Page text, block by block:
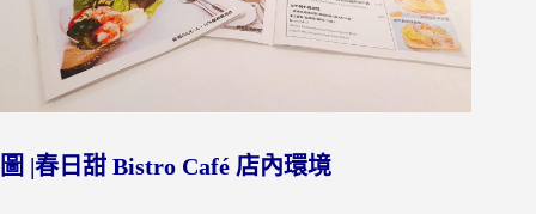
圖 |春日甜 Bistro Café 店內環境